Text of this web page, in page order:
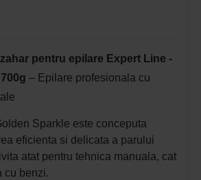
pentru epilare Expert Line -
– Epilare profesionala cu
Sparkle este conceputa
eficienta si delicata a parului
atat pentru tehnica manuala, cat
cu benzi.